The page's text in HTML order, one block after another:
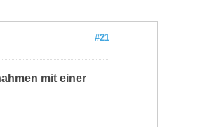
#21
mit einer